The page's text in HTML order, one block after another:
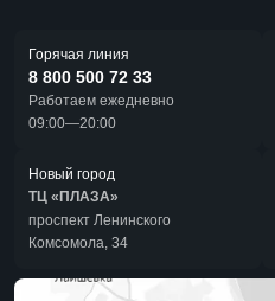
Горячая линия
8 800 500 72 33
Работаем ежедневно
09:00—20:00
Новый город
ТЦ «ПЛАЗА»
проспект Ленинского
Комсомола, 34